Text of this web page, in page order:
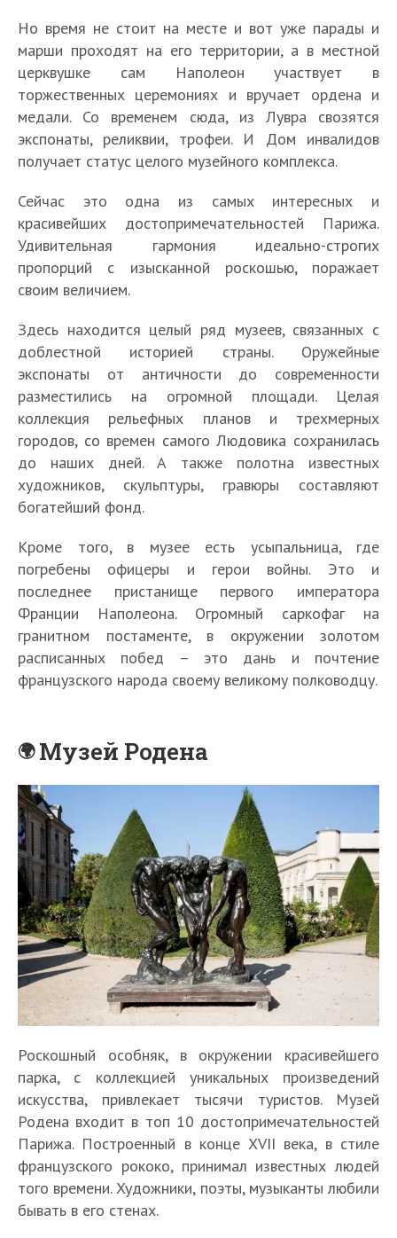
Но время не стоит на месте и вот уже парады и
марши проходят на его территории, а в местной
церквушке сам Наполеон участвует в
торжественных церемониях и вручает ордена и
медали. Со временем сюда, из Лувра свозятся
экспонаты, реликвии, трофеи. И Дом инвалидов
получает статус целого музейного комплекса.
Сейчас это одна из самых интересных и
красивейших достопримечательностей Парижа.
Удивительная гармония идеально-строгих
пропорций с изысканной роскошью, поражает
своим величием.
Здесь находится целый ряд музеев, связанных с
доблестной историей страны. Оружейные
экспонаты от античности до современности
разместились на огромной площади. Целая
коллекция рельефных планов и трехмерных
городов, со времен самого Людовика сохранилась
до наших дней. А также полотна известных
художников, скульптуры, гравюры составляют
богатейший фонд.
Кроме того, в музее есть усыпальница, где
погребены офицеры и герои войны. Это и
последнее пристанище первого императора
Франции Наполеона. Огромный саркофаг на
гранитном постаменте, в окружении золотом
расписанных побед – это дань и почтение
французского народа своему великому полководцу.
Музей Родена
Роскошный особняк, в окружении красивейшего
парка, с коллекцией уникальных произведений
искусства, привлекает тысячи туристов. Музей
Родена входит в топ 10 достопримечательностей
Парижа. Построенный в конце XVII века, в стиле
французского рококо, принимал известных людей
того времени. Художники, поэты, музыканты любили
бывать в его стенах.